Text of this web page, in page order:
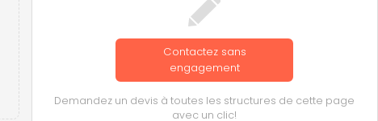
Contactez sans
engagement
Demandez un devis à toutes les structures de cette page
avec un clic!